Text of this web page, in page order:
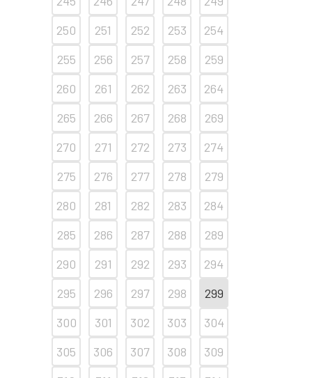
250
251 252 253
254
255
256 257 258
259
260
261 262 263
264
265
266 267 268
269
270
271 272 273
274
275
276 277 278
279
280
281 282 283
284
285
286 287 288
289
290
291 292 293
294
295
296 297 298
299
300
301 302 303
304
305
306 307 308
309